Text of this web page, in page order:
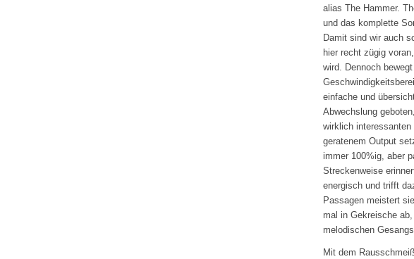
alias The Hammer.
und das komplette
Damit sind wir auch
hier recht zügig
wird. Dennoch
einfache und
Abwechslung
wirklich
geratenem Output
immer 100%ig, aber
Streckenweise
energisch und trifft
Passagen meistert
mal in Gekreische
melodischen
Mit dem